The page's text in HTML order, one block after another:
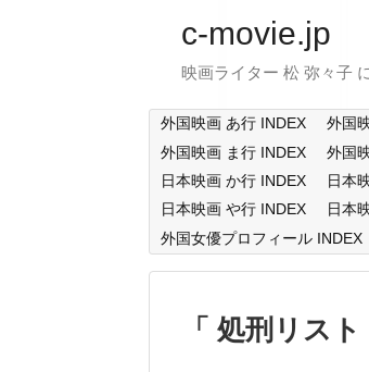
c-movie.jp
映画ライター 松 弥々子
外国映画 あ行 INDEX 外国
外国映画 ま行 INDEX
外国
日本映画 か行 INDEX
日本
日本映画 や行 INDEX
日本
外国女優プロフィール INDEX
処刑リスト